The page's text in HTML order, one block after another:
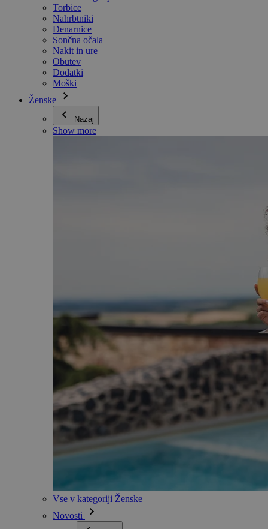
Torbice
Nahrbtniki
Denarnice
Sončna očala
Nakit in ure
Obutev
Dodatki
Moški
Ženske
Nazaj
Show more
Vse v kategoriji Ženske
Novosti